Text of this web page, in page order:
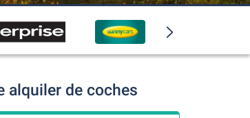
alquiler de coches